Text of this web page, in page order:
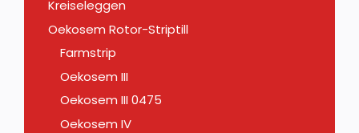
Kreiseleggen
Oekosem Rotor-Striptill
Farmstrip
Oekosem III
Oekosem III 0475
Oekosem IV